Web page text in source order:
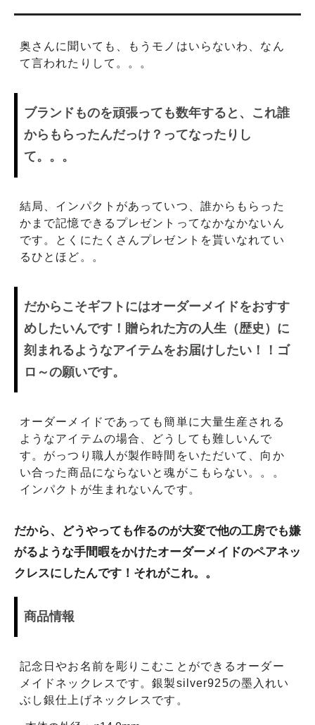
奥さんに聞いても、もうモノはいらないわ、なん
て言われたりして。。。
ブランドものを頑張っても数年すると、これ誰
からもらったんだっけ？ってなったりし
て。。。
結局、インパクトがあっていつ、誰からもらった
かまで記憶できるプレゼントってなかなかないん
です。とくにたくさんプレゼントを貰いなれてい
るひとほど。。
だからこそギフトにはオーダーメイドをおすす
めしたいんです！贈られた方の人生（歴史）に
刻まれるようなアイテムをお届けしたい！！ゴ
ロ～の願いです。
オーダーメイドであっても簡単に大量生産される
ようなアイテムの場合、どうしても難しいんで
す。がっつり職人が製作時間をいただいて、向か
い合った商品にならないと魂がこもらない。。。
インパクトが生まれないんです。
だから、どうやっても作るのが大変で他の工房でも嫌
がるような手間暇をかけたオーダーメイドのペアネッ
クレスにしたんです！それがこれ。。
商品情報
記念日やお名前を彫りこむことができるオーダー
メイドネックレスです。銀製silver925の墨入れい
ぶし銀仕上げネックレスです。